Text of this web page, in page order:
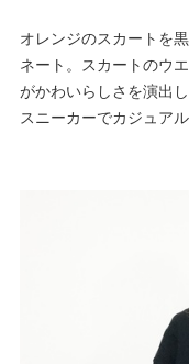
オレンジのスカートを
ネート。スカートのウ
がかわいらしさを演出
スニーカーでカジュア